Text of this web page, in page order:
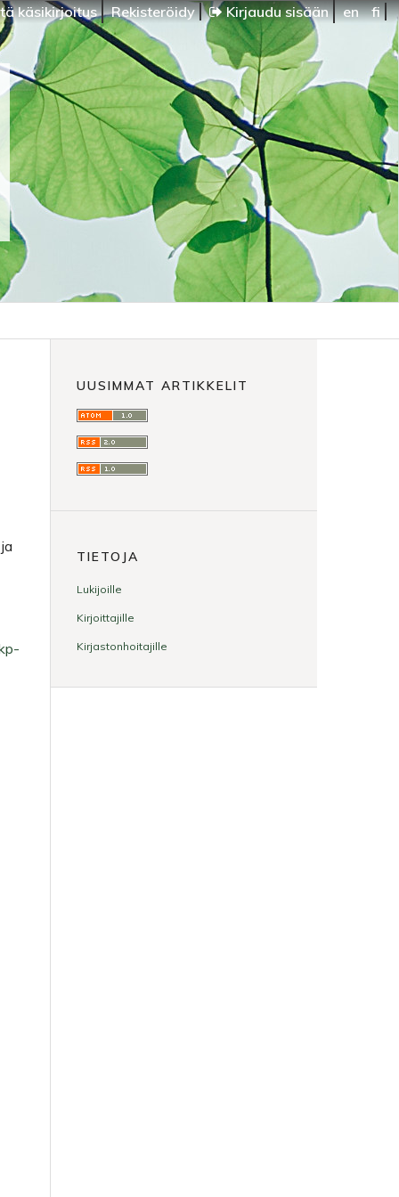
käsikirjoitus Rekisteröidy Kirjaudu sisään en fi
UUSIMMAT ARTIKKELIT
TIETOJA
Lukijoille
Kirjoittajille
Kirjastonhoitajille